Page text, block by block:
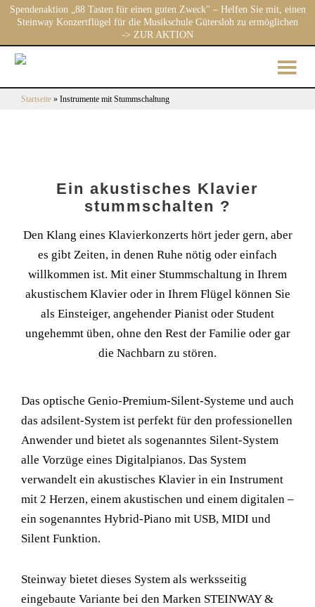
Spendenaktion „88 Tasten für einen guten Zweck" – Helfen Sie mit, einen
Steinway Konzertflügel für die Musikschule Gütersloh zu ermöglichen
-> ZUR AKTION
Startseite » Instrumente mit Stummschaltung
Ein akustisches Klavier
stummschalten ?
Den Klang eines Klavierkonzerts hört jeder gern, aber
es gibt Zeiten, in denen Ruhe nötig oder einfach
willkommen ist. Mit einer Stummschaltung in Ihrem
akustischem Klavier oder in Ihrem Flügel können Sie
als Einsteiger, angehender Pianist oder Student
ungehemmt üben, ohne den Rest der Familie oder gar
die Nachbarn zu stören.
Das optische Genio-Premium-Silent-Systeme und auch
das adsilent-System ist perfekt für den professionellen
Anwender und bietet als sogenanntes Silent-System
alle Vorzüge eines Digitalpianos. Das System
verwandelt ein akustisches Klavier in ein Instrument
mit 2 Herzen, einem akustischen und einem digitalen –
ein sogenanntes Hybrid-Piano mit USB, MIDI und
Silent Funktion.
Steinway bietet dieses System als werksseitig
eingebaute Variante bei den Marken STEINWAY &